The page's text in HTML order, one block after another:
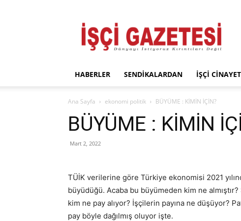
Gazetesi
HABERLER SENDIKALARDAN İŞÇI
Ana Sayfa ekonomi politik BÜYÜME : KİMİN İÇİN?
BÜYÜME : KİMİN
Mart 2, 2022
TÜİK verilerine göre Türkiye ekonomisi 2021
büyüdüğü. Acaba bu büyümeden kim ne
kim ne pay alıyor? İşçilerin payına ne düşüyor?
pay böyle dağılmış oluyor işte.